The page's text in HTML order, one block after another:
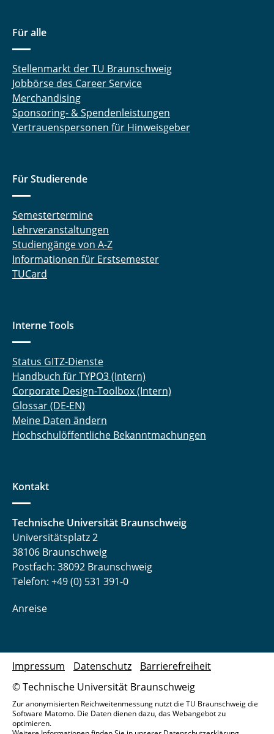
Für alle
Stellenmarkt der TU Braunschweig
Jobbörse des Career Service
Merchandising
Sponsoring- & Spendenleistungen
Vertrauenspersonen für Hinweisgeber
Für Studierende
Semestertermine
Lehrveranstaltungen
Studiengänge von A-Z
Informationen für Erstsemester
TUCard
Interne Tools
Status GITZ-Dienste
Handbuch für TYPO3 (Intern)
Corporate Design-Toolbox (Intern)
Glossar (DE-EN)
Meine Daten ändern
Hochschulöffentliche Bekanntmachungen
Kontakt
Technische Universität Braunschweig
Universitätsplatz 2
38106 Braunschweig
Postfach: 38092 Braunschweig
Telefon: +49 (0) 531 391-0
Anreise
© Technische Universität Braunschweig
Impressum Datenschutz Barrierefreiheit
Zur anonymisierten Reichweitenmessung nutzt die TU Braunschweig die
Software Matomo. Die Daten dienen dazu, das Webangebot zu
optimieren.